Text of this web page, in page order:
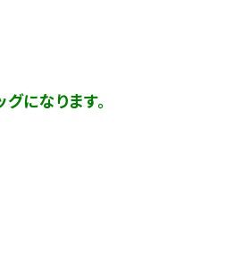
になります。